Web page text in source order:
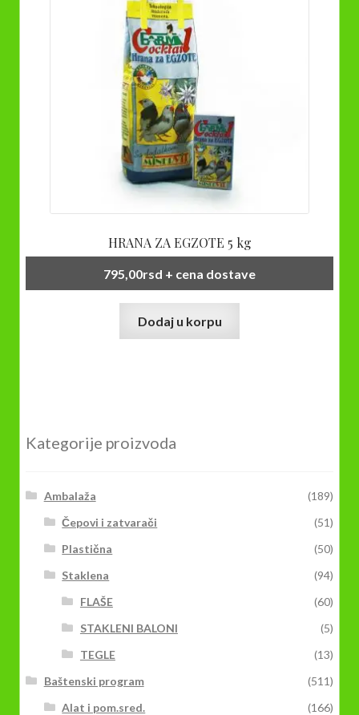
HRANA ZA EGZOTE 5 kg
795,00rsd + cena dostave
Dodaj u korpu
Kategorije proizvoda
Ambalaža
(189)
Čepovi i zatvarači
(51)
Plastična
(50)
Staklena
(94)
FLAŠE
(60)
STAKLENI BALONI
(5)
TEGLE
(13)
Baštenski program
(511)
Alat i pom.sred.
(166)